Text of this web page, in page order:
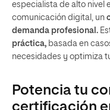
especialista de alto nivel
comunicación digital, un
demanda profesional.
práctica, basada en
necesidades y optimiza
Potencia tu
certificación